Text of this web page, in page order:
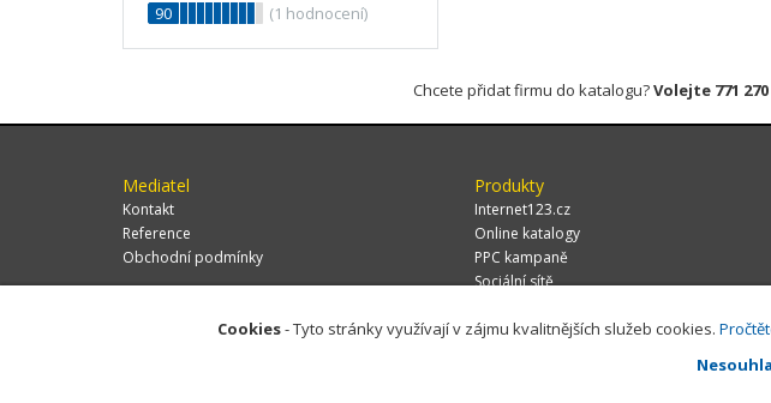
90
(1 hodnocení)
Chcete přidat firmu do katalogu?Volejte 771 270
Mediatel
Kontakt
Reference
Obchodní podmínky
Produkty
Internet123.cz
Online katalogy
PPC kampaně
Sociální sítě
Za Potokem 46/4,
Cookies- Tyto stránky využívají v zájmu kvalitnějších služeb cookies.